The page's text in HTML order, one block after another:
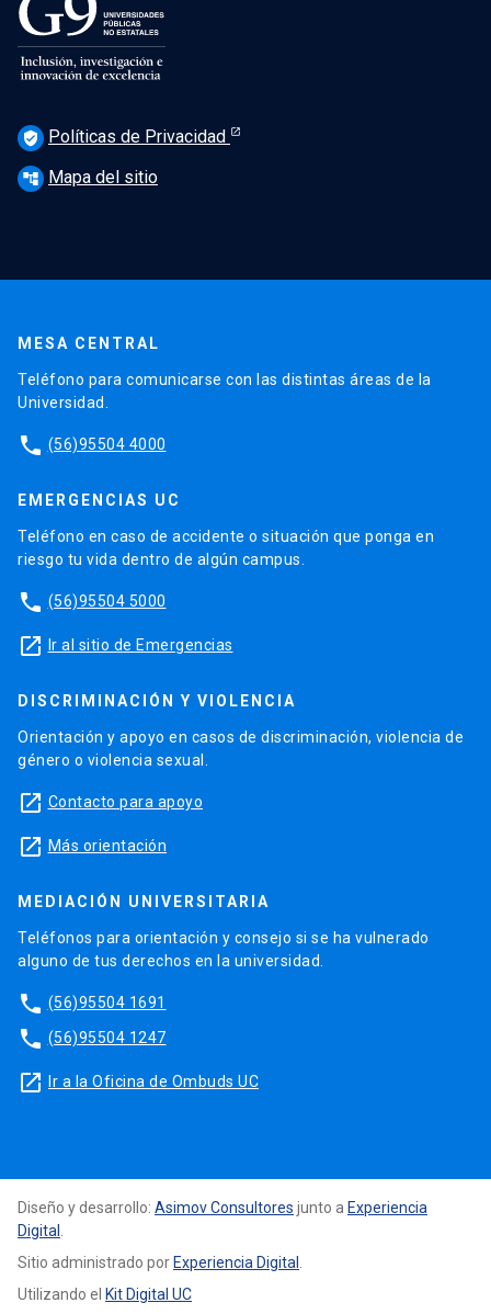
verified_user Políticas de Privacidad
account_tree Mapa del sitio
MESA CENTRAL
Teléfono para comunicarse con las distintas áreas de la
Universidad.
phone (56)95504 4000
EMERGENCIAS UC
Teléfono en caso de accidente o situación que ponga en
riesgo tu vida dentro de algún campus.
phone (56)95504 5000
launch Ir al sitio de Emergencias
DISCRIMINACIÓN Y VIOLENCIA
Orientación y apoyo en casos de discriminación, violencia de
género o violencia sexual.
launch Contacto para apoyo
launch Más orientación
MEDIACIÓN UNIVERSITARIA
Teléfonos para orientación y consejo si se ha vulnerado
alguno de tus derechos en la universidad.
phone (56)95504 1691
phone (56)95504 1247
launch Ir a la Oficina de Ombuds UC
Diseño y desarrollo: Asimov Consultores junto a Experiencia
Digital
Sitio administrado por Experiencia Digital
Utilizando el Kit Digital UC